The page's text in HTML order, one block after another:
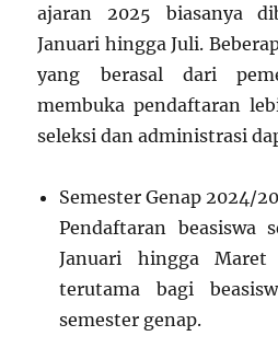
ajaran 2025 biasanya
Januari hingga Juli.
yang berasal dari
membuka pendaftaran
seleksi dan administrasi
Semester Genap 2024/
Pendaftaran beasiswa
Januari hingga
terutama bagi
semester genap.